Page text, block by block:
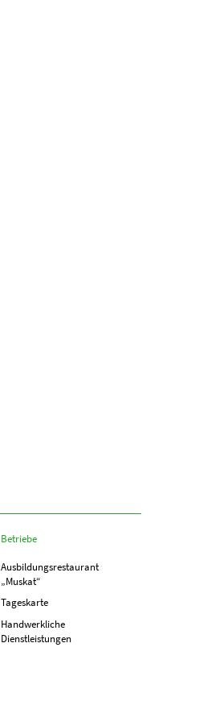
Betriebe
Ausbildungs­­restaurant
„Muskat“
Tageskarte
Handwerkliche
Dienstleistungen